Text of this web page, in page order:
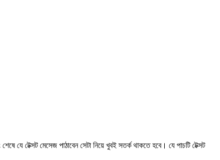
যে টেক্সট মেসেজ পাঠাবেন সেটা নিয়ে খুবই সতর্ক থাকতে হবে। যে পাচটি টেক্সট